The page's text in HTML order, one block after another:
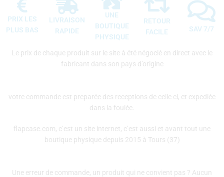
PRIX LES
PLUS BAS
LIVRAISON
RAPIDE
UNE
BOUTIQUE
PHYSIQUE
RETOUR
FACILE
SAV 7/7
Le prix de chaque produit sur le site à été négocié en direct avec le
fabricant dans son pays d’origine
votre commande est preparée des receptions de celle ci, et expediée
dans la foulée.
flapcase.com, c’est un site internet, c’est aussi et avant tout une
boutique physique depuis 2015 à Tours (37)
Une erreur de commande, un produit qui ne convient pas ? Aucun